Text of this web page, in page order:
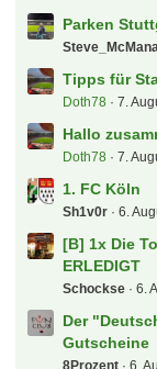
Parken
Tipps für
Doth78 7.
Hallo
Doth78 7.
1. FC Köln
Sh1v0r 6.
[B] 1x Die
ERLEDIGT
Schockse 6.
Der
Gutscheine
8Prozent 6.